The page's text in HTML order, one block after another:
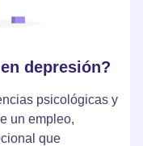
depresión?
psicológicas y
un empleo,
que